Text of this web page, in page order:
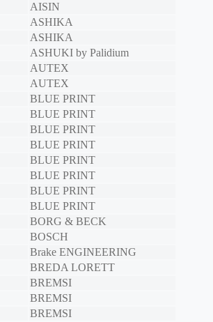
AISIN
ASHIKA
ASHIKA
ASHUKI by Palidium
AUTEX
AUTEX
BLUE PRINT
BLUE PRINT
BLUE PRINT
BLUE PRINT
BLUE PRINT
BLUE PRINT
BLUE PRINT
BLUE PRINT
BORG & BECK
BOSCH
Brake ENGINEERING
BREDA LORETT
BREMSI
BREMSI
BREMSI